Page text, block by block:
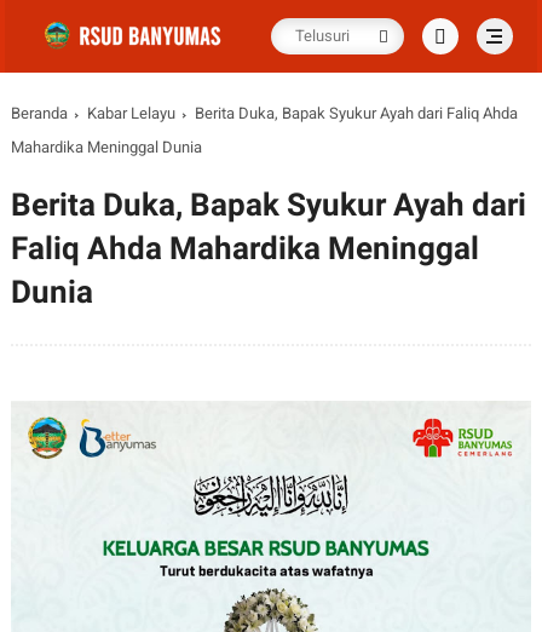
Beranda Kabar Lelayu
Berita Duka, Bapak Syukur Ayah dari Faliq Ahda
Mahardika Meninggal Dunia
Berita Duka, Bapak Syukur Ayah dari
Faliq Ahda Mahardika Meninggal
Dunia